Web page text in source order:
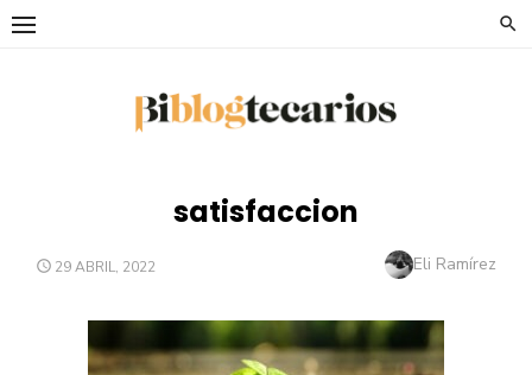
Saltar
satisfaccion
PUBLICADO
29 ABRIL, 2022 Autor
Eli Ramírez